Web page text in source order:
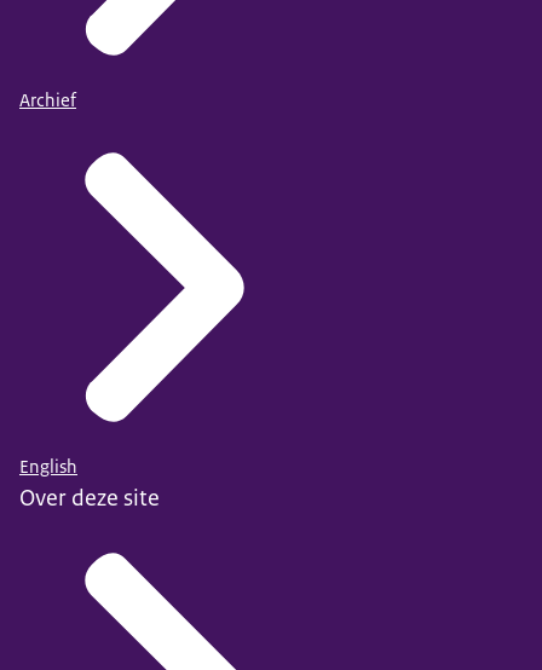
Archief
English
Over deze site